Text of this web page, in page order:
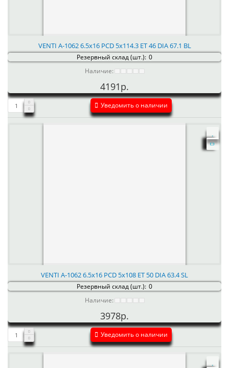
VENTI А-1062 6.5x16 PCD 5x114.3 ET 46 DIA 67.1 BL
Резервный склад (шт.): 0
Наличие:
4191р.
Уведомить о наличии
VENTI А-1062 6.5x16 PCD 5x108 ET 50 DIA 63.4 SL
Резервный склад (шт.): 0
Наличие:
3978р.
Уведомить о наличии